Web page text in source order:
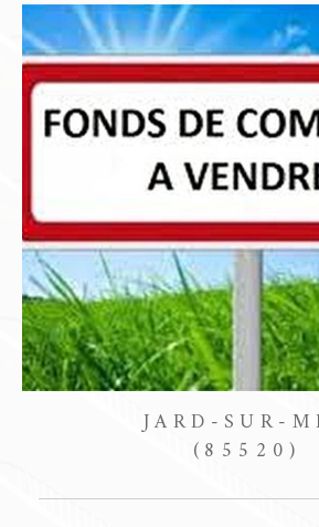
TALMONT-SAINT-
(85440)